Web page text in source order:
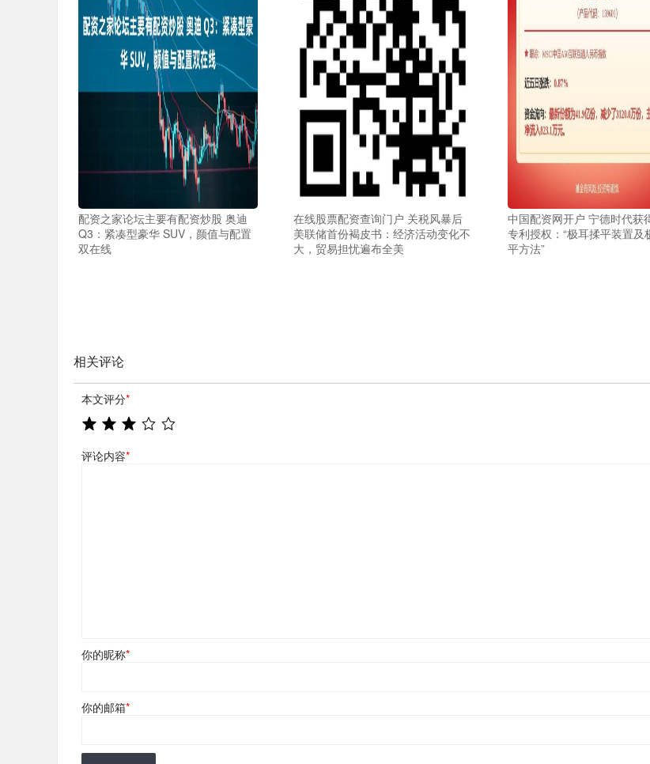
配资之家论坛主要有配资炒股 奥迪
Q3：紧凑型豪华 SUV，颜值与配置
双在线
在线股票配资查询门户 关税风暴后
美联储首份褐皮书：经济活动变化不
大，贸易担忧遍布全美
中国配资网开户 宁德时代获
专利授权：“极耳揉平装置及
平方法”
相关评论
本文评分*
评论内容*
你的昵称*
你的邮箱*